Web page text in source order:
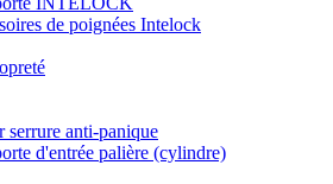
de poignées Intelock
serrure anti-panique
d'entrée palière (cylindre)